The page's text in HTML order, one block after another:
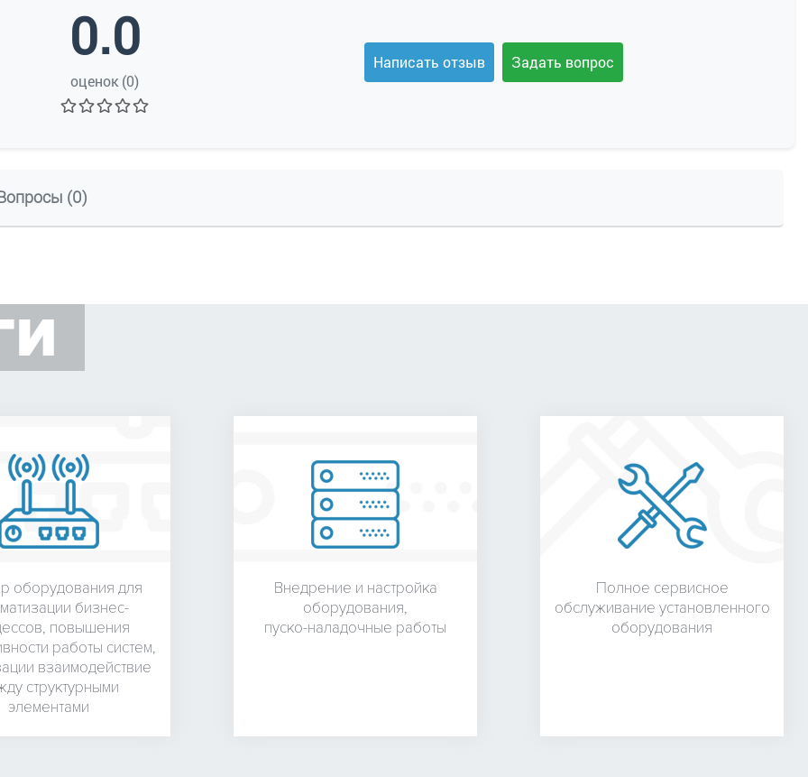
0.0
оценок (0)
Написать отзыв Задать вопрос
(0)
оборудования для
бизнес-
повышения
работы систем,
взаимодействие
структурными
элементами
Внедрение и настройка
оборудования,
пуско-наладочные работы
Полное сервисное
обслуживание установленного
оборудования